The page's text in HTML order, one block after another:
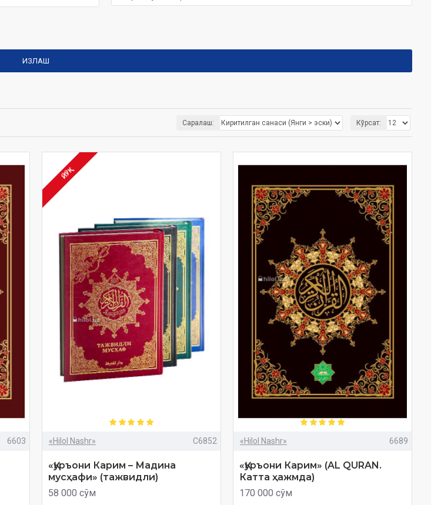
ИЗЛАШ
Саралаш: Кўрсат:
6603
ЙЎҚ
«Hilol Nashr» C6852
«Қуръони Карим – Мадина
мусҳафи» (тажвидли)
58 000 сўм
«Hilol Nashr» 6689
«Қуръони Карим» (AL QURAN.
Катта ҳажмда)
170 000 сўм